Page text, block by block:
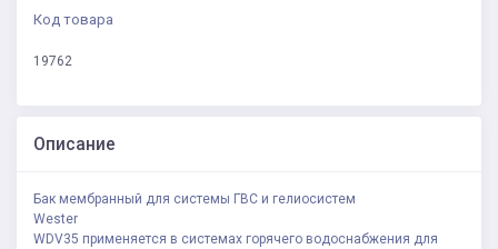
Код товара
19762
Описание
Бак мембранный для системы ГВС и гелиосистем
Wester
WDV35 применяется в системах горячего водоснабжения для